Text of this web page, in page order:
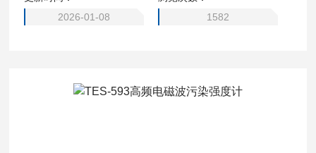
2026-01-08
1582